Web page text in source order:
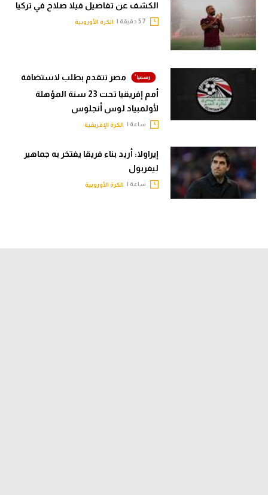
الكشف عن تفاصيل فيلا صلاح في تركيا
الكرة الأوروبية
مصر تتقدم بطلب لاستضافة
أمم إفريقيا تحت 23 سنة المؤهلة
لأولمبياد لوس أنجلوس
ساعة | الكرة الإفريقية
إيراولا: أريد بناء فريقا يفتخر به جماهير
ليفربول
ساعة | الكرة الأوروبية